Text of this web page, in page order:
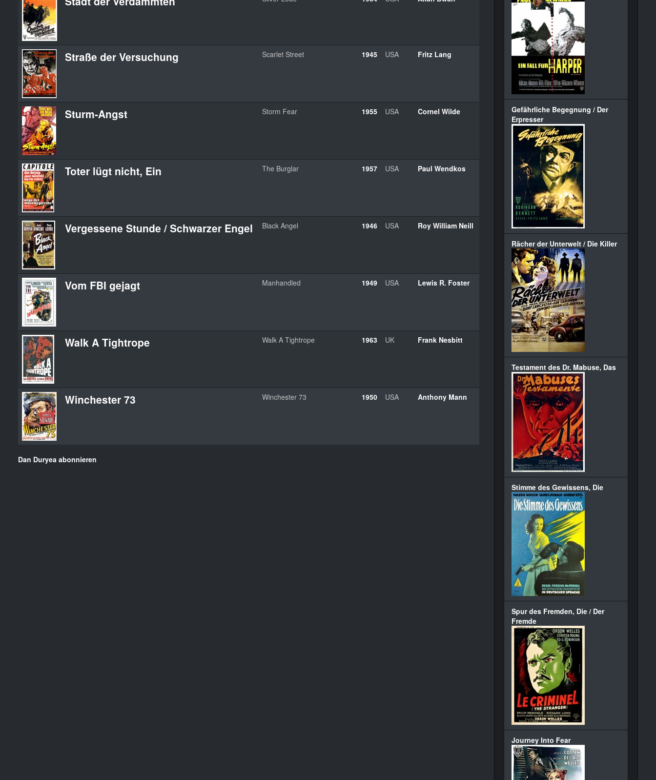
Straße der Versuchung Scarlet Street 1945 USA Fritz Lang
Sturm-Angst Storm Fear 1955 USA Cornel Wilde
Toter lügt nicht, Ein The Burglar 1957 USA Paul Wendkos
Vergessene Stunde / Schwarzer Engel Black Angel 1946 USA Roy William Neill
Vom FBI gejagt Manhandled 1949 USA Lewis R. Foster
Walk A Tightrope Walk A Tightrope 1963 UK Frank Nesbitt
Winchester 73 Winchester 73 1950 USA Anthony Mann
Dan Duryea abonnieren
Gefährliche Begegnung / Der
Erpresser
Rächer der Unterwelt / Die Killer
Testament des Dr. Mabuse, Das
Stimme des Gewissens, Die
Spur des Fremden, Die / Der
Fremde
Journey Into Fear